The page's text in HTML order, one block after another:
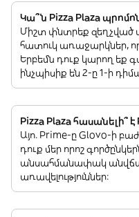
Կա՞ն Pizza Plaza
Միշտ փնտրեք
հատուկ առաջարկներ,
Երբեմն դուք կարող եք
ինչպիսիք են 2-ը 1-ի
Pizza Plaza հասանելի՞ է
Այո. Prime-ը Glovo-ի
դուք մեր որոշ
անսահմանափակ
առավելություններ: